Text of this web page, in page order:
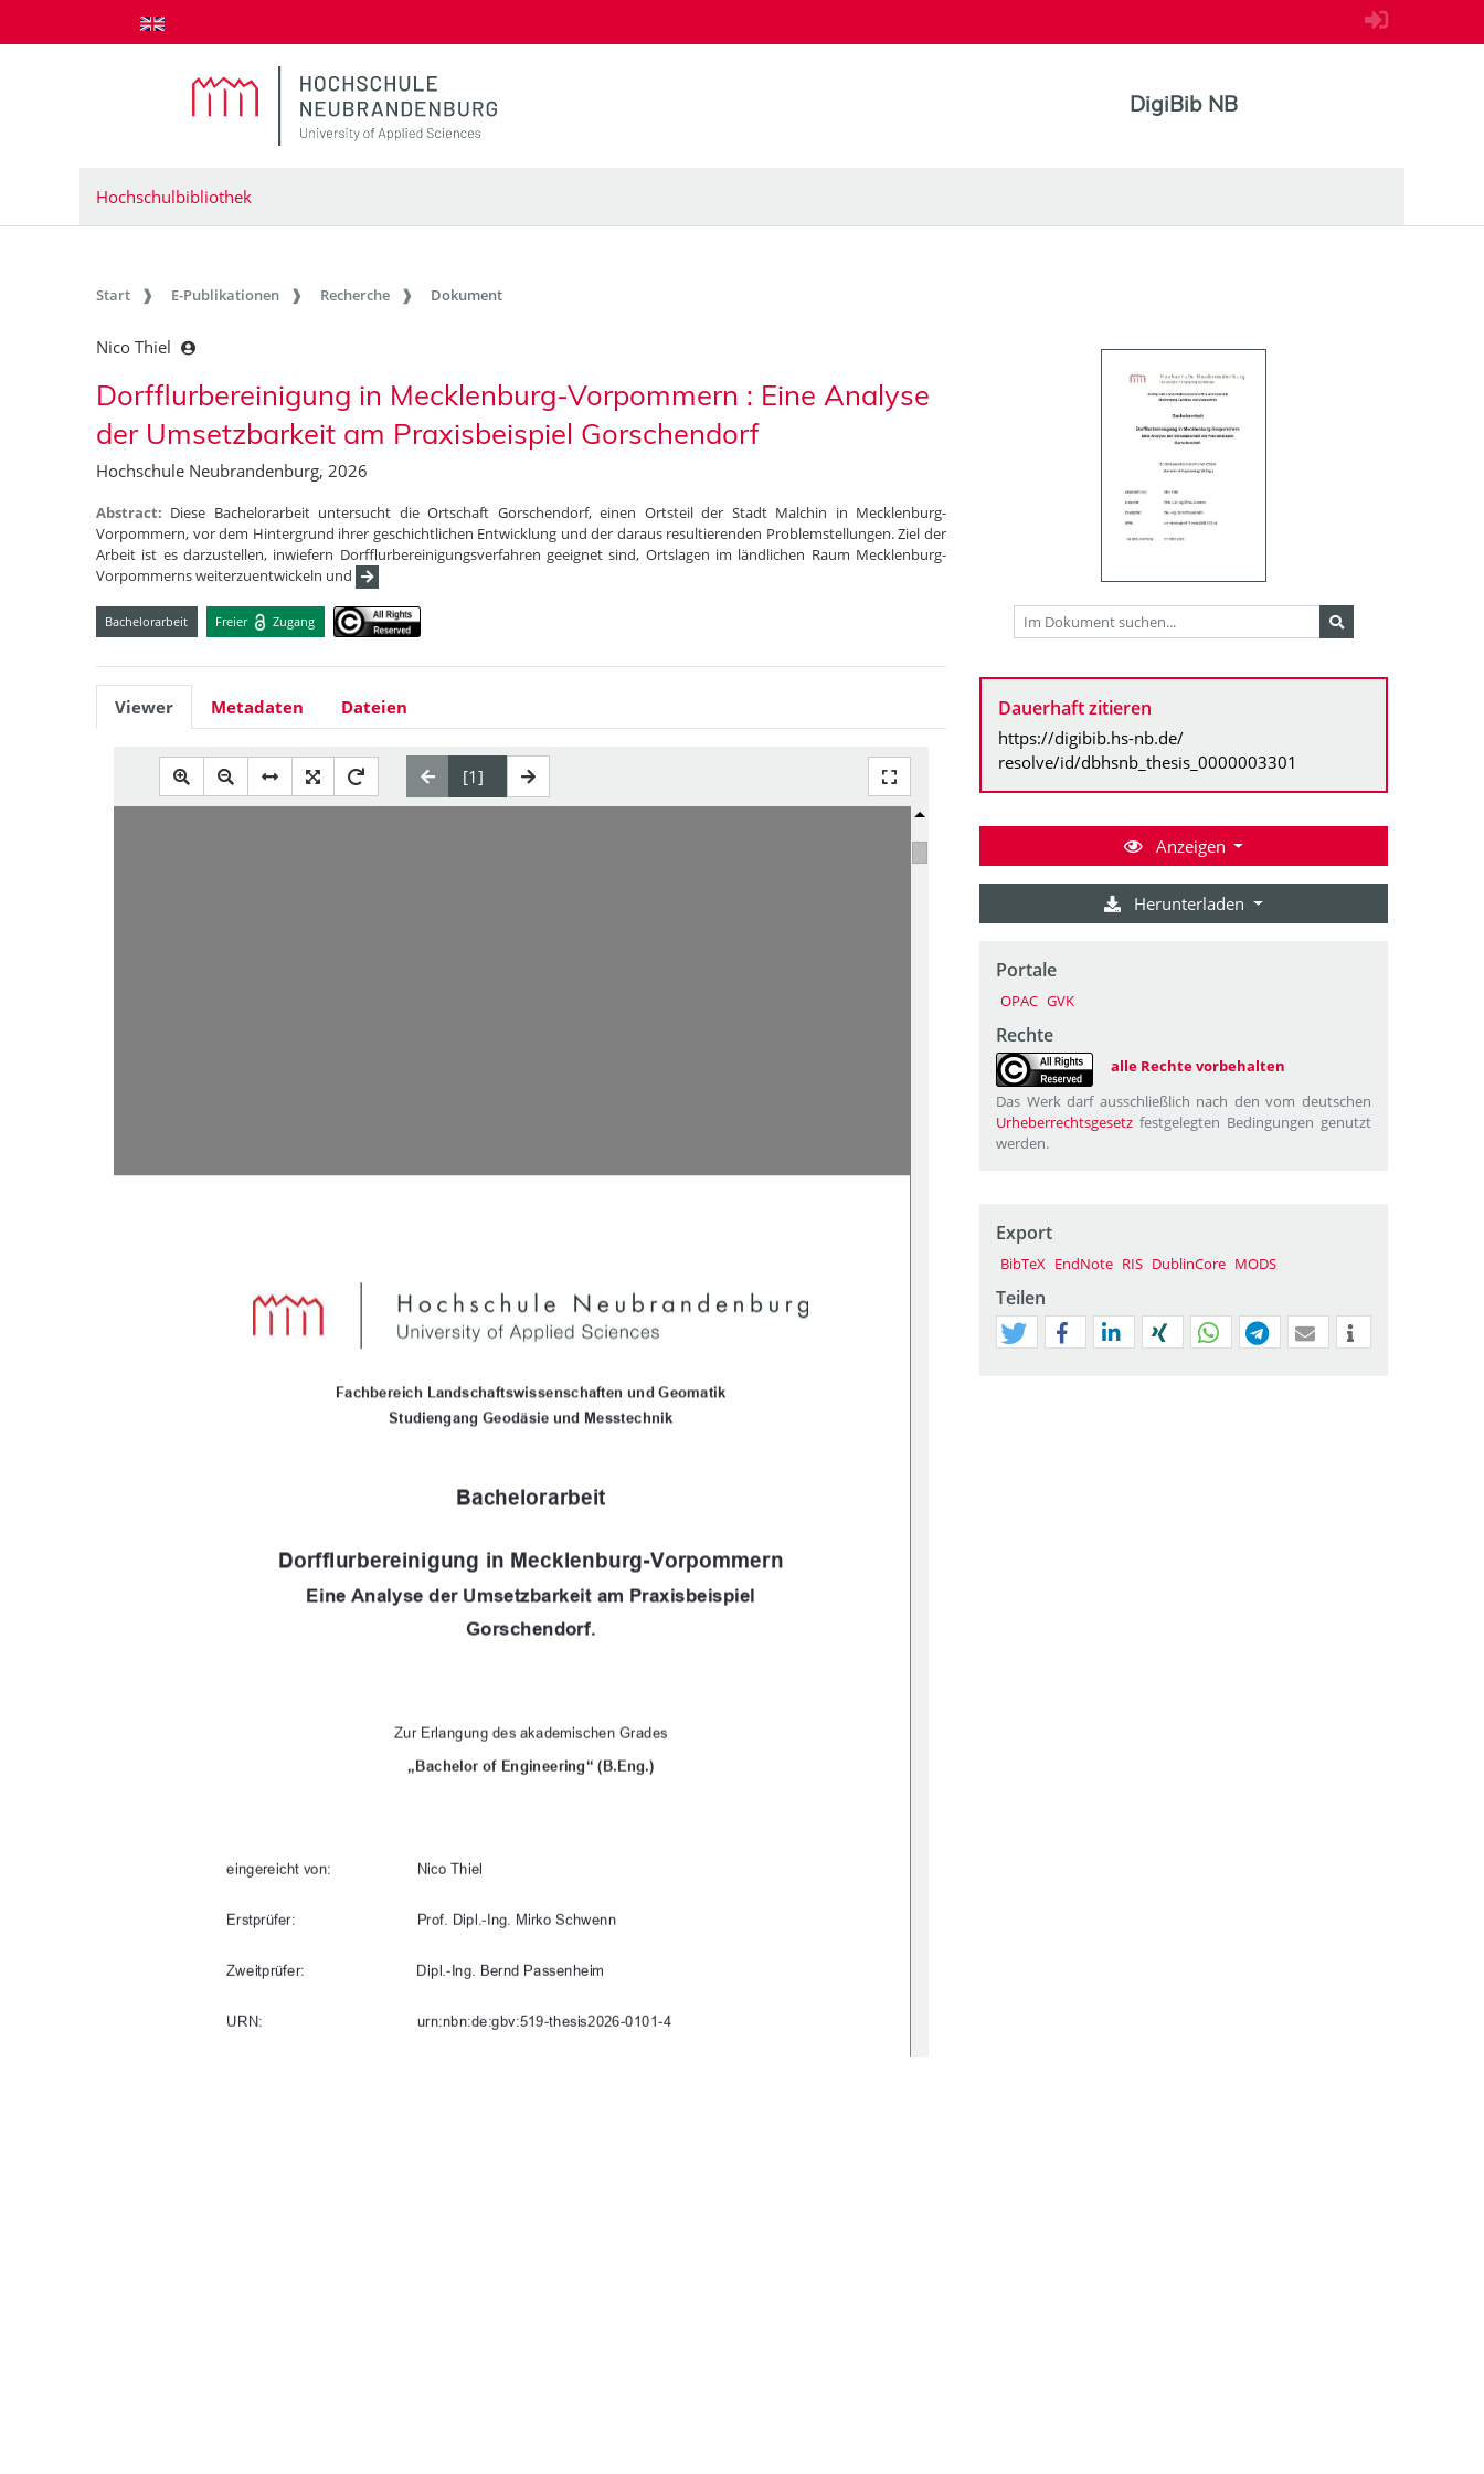
zum Inhalt springen
DigiBib NB
Hochschulbibliothek
Start E-Publikationen Recherche Dokument
Nico Thiel
Dorfflurbereinigung in Mecklenburg-Vorpommern : Eine Analyse
der Umsetzbarkeit am Praxisbeispiel Gorschendorf
Hochschule Neubrandenburg, 2026
Abstract: Diese Bachelorarbeit untersucht die Ortschaft Gorschendorf, einen Ortsteil der Stadt Malchin in Mecklenburg-
Vorpommern, vor dem Hintergrund ihrer geschichtlichen Entwicklung und der daraus resultierenden Problemstellungen. Ziel der
Arbeit ist es darzustellen, inwiefern Dorfflurbereinigungsverfahren geeignet sind, Ortslagen im ländlichen Raum Mecklenburg-
Vorpommerns weiterzuentwickeln und
Bachelorarbeit Freier Zugang
Viewer Metadaten Dateien
Fachbereich Landschaftswissenschaften und Geomatik
Studiengang Geodäsie und Messtechnik
Bachelorarbeit
Dorfflurbereinigung in Mecklenburg-Vorpommern
Eine Analyse der Umsetzbarkeit am Praxisbeispiel
Gorschendorf.
Zur Erlangung des akademischen Grades
„Bachelor of Engineering“ (B.Eng.)
eingereicht von: Nico Thiel
Erstprüfer: Prof.      Dip l.-Ing. Mirko Schwenn
Zweitprüfer: Dipl.-Ing. Bernd Passenheim
URN:                                                urn:nbn:de:gbv:519-thesis2026-0101-4
Dauerhaft zitieren
https://digibib.hs-nb.de/
resolve/id/dbhsnb_thesis_0000003301
Anzeigen
Herunterladen
Portale
OPAC GVK
Rechte
alle Rechte vorbehalten
Das Werk darf ausschließlich nach den vom deutschen
Urheberrechtsgesetz festgelegten Bedingungen genutzt
werden.
Export
BibTeX EndNote RIS DublinCore MODS
Teilen